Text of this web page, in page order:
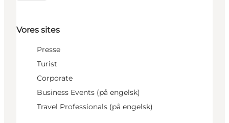
Vores sites
Presse
Turist
Corporate
Business Events (på engelsk)
Travel Professionals (på engelsk)